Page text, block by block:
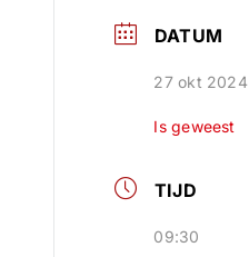
DATUM
27 okt 2024
Is geweest
TIJD
09:30